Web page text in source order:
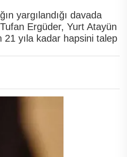
yargılandığı davada
Ergüder, Yurt Atayün
21 yıla kadar hapsini talep